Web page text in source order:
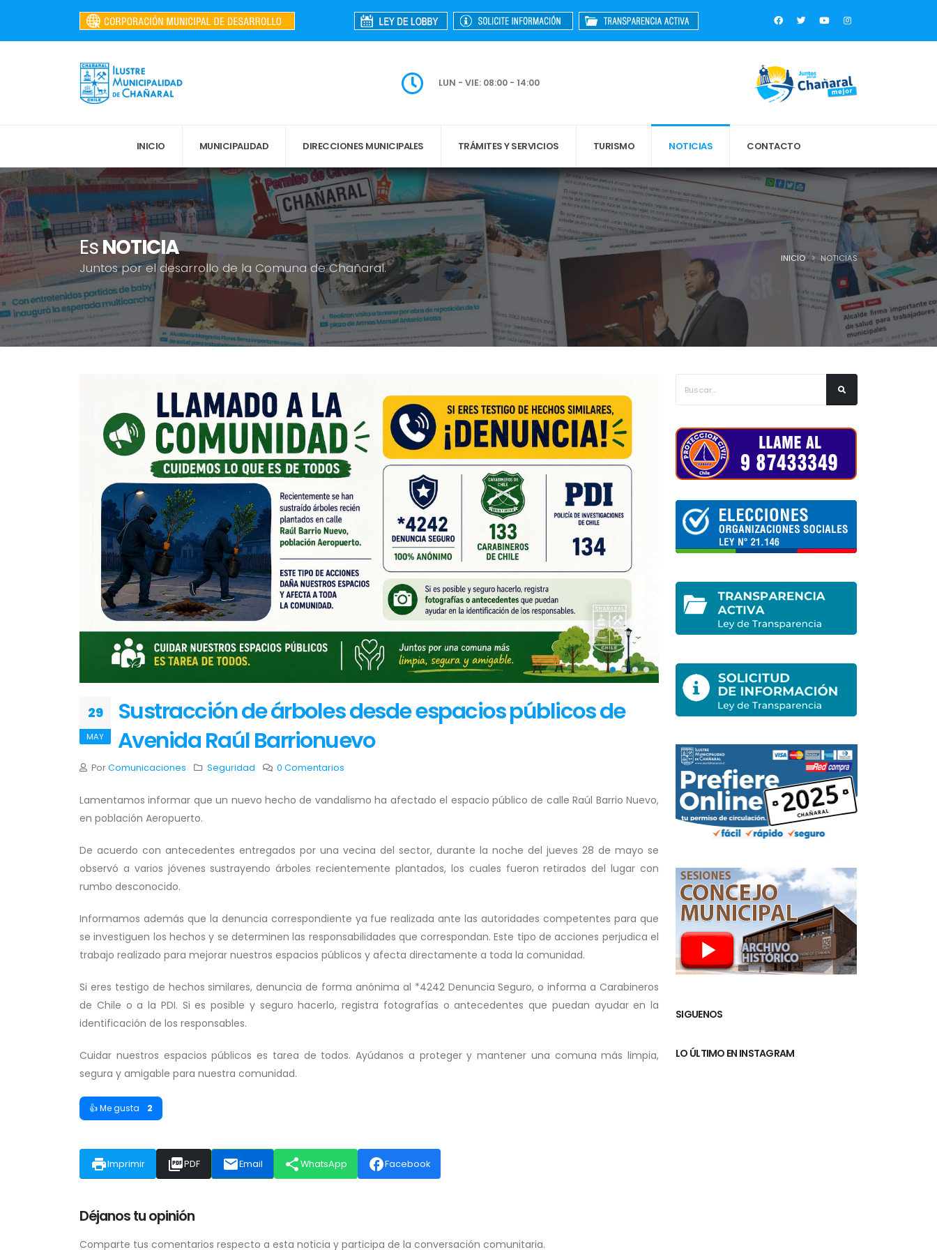
LUN - VIE: 08:00 - 14:00
INICIO MUNICIPALIDAD DIRECCIONES MUNICIPALES TRÁMITES Y SERVICIOS TURISMO NOTICIAS CONTACTO
EsNOTICIA
Juntos por el desarrollo de la Comuna de Chañaral.
INICIO NOTICIAS
SIGUENOS
LO ÚLTIMO EN INSTAGRAM
29
MAY
Sustracción de árboles desde espacios públicos de
Avenida Raúl Barrionuevo
PorComunicaciones Seguridad 0 Comentarios
Lamentamos informar que un nuevo hecho de vandalismo ha afectado el espacio público de calle Raúl Barrio Nuevo,
en población Aeropuerto.
De acuerdo con antecedentes entregados por una vecina del sector, durante la noche del jueves 28 de mayo se
observó a varios jóvenes sustrayendo árboles recientemente plantados, los cuales fueron retirados del lugar con
rumbo desconocido.
Informamos además que la denuncia correspondiente ya fue realizada ante las autoridades competentes para que
se investiguen los hechos y se determinen las responsabilidades que correspondan. Este tipo de acciones perjudica el
trabajo realizado para mejorar nuestros espacios públicos y afecta directamente a toda la comunidad.
Si eres testigo de hechos similares, denuncia de forma anónima al *4242 Denuncia Seguro, o informa a Carabineros
de Chile o a la PDI. Si es posible y seguro hacerlo, registra fotografías o antecedentes que puedan ayudar en la
identificación de los responsables.
Cuidar nuestros espacios públicos es tarea de todos. Ayúdanos a proteger y mantener una comuna más limpia,
segura y amigable para nuestra comunidad.
👍 Me gusta 2
printImprimir picture_as_pdfPDF emailEmail shareWhatsApp facebookFacebook
Déjanos tu opinión
Comparte tus comentarios respecto a esta noticia y participa de la conversación comunitaria.